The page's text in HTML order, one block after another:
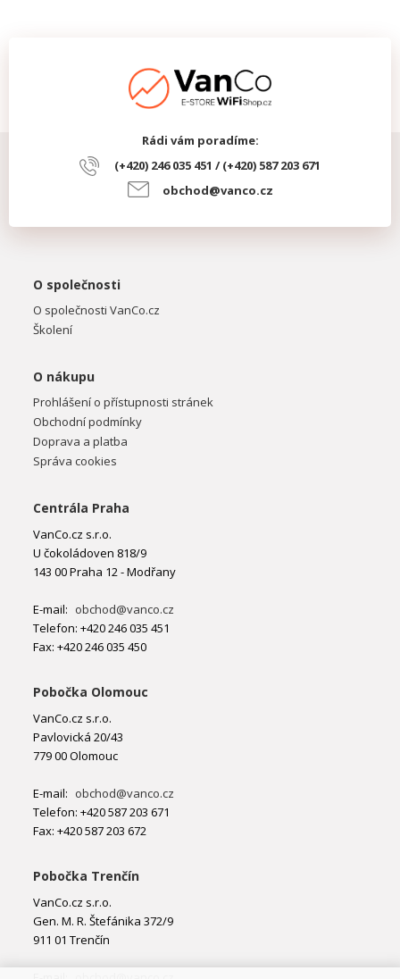
Rádi vám poradíme:
(+420) 246 035 451 / (+420) 587 203 671
obchod@vanco.cz
O společnosti
O společnosti VanCo.cz
Školení
O nákupu
Prohlášení o přístupnosti stránek
Obchodní podmínky
Doprava a platba
Správa cookies
Centrála Praha
VanCo.cz s.r.o.
U čokoládoven 818/9
143 00 Praha 12 - Modřany
E-mail: obchod@vanco.cz
Telefon: +420 246 035 451
Fax: +420 246 035 450
Pobočka Olomouc
VanCo.cz s.r.o.
Pavlovická 20/43
779 00 Olomouc
E-mail: obchod@vanco.cz
Telefon: +420 587 203 671
Fax: +420 587 203 672
Pobočka Trenčín
VanCo.cz s.r.o.
Gen. M. R. Štefánika 372/9
911 01 Trenčín